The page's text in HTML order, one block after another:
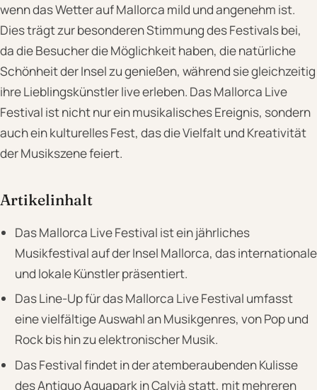
wenn das Wetter auf Mallorca mild und angenehm ist.
Dies trägt zur besonderen Stimmung des Festivals bei,
da die Besucher die Möglichkeit haben, die natürliche
Schönheit der Insel zu genießen, während sie gleichzeitig
ihre Lieblingskünstler live erleben. Das Mallorca Live
Festival ist nicht nur ein musikalisches Ereignis, sondern
auch ein kulturelles Fest, das die Vielfalt und Kreativität
der Musikszene feiert.
Artikelinhalt
Das Mallorca Live Festival ist ein jährliches
Musikfestival auf der Insel Mallorca, das internationale
und lokale Künstler präsentiert.
Das Line-Up für das Mallorca Live Festival umfasst
eine vielfältige Auswahl an Musikgenres, von Pop und
Rock bis hin zu elektronischer Musik.
Das Festival findet in der atemberaubenden Kulisse
des Antiguo Aquapark in Calvià statt, mit mehreren